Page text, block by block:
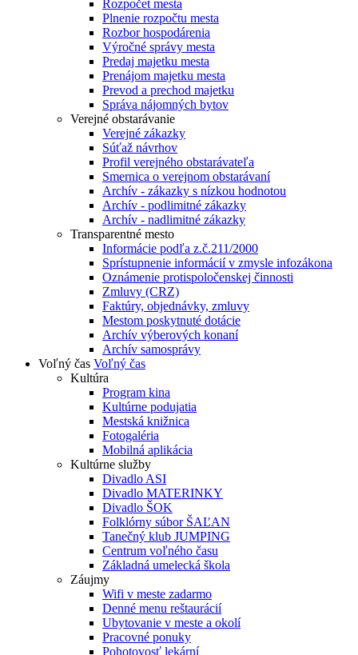
Rozpočet mesta
Plnenie rozpočtu mesta
Rozbor hospodárenia
Výročné správy mesta
Predaj majetku mesta
Prenájom majetku mesta
Prevod a prechod majetku
Správa nájomných bytov
Verejné obstarávanie
Verejné zákazky
Súťaž návrhov
Profil verejného obstarávateľa
Smernica o verejnom obstarávaní
Archív - zákazky s nízkou hodnotou
Archív - podlimitné zákazky
Archív - nadlimitné zákazky
Transparentné mesto
Informácie podľa z.č.211/2000
Sprístupnenie informácií v zmysle infozákona
Oznámenie protispoločenskej činnosti
Zmluvy (CRZ)
Faktúry, objednávky, zmluvy
Mestom poskytnuté dotácie
Archív výberových konaní
Archív samosprávy
Voľný čas Voľný čas
Kultúra
Program kina
Kultúrne podujatia
Mestská knižnica
Fotogaléria
Mobilná aplikácia
Kultúrne služby
Divadlo ASI
Divadlo MATERINKY
Divadlo ŠOK
Folklórny súbor ŠAĽAN
Tanečný klub JUMPING
Centrum voľného času
Základná umelecká škola
Záujmy
Wifi v meste zadarmo
Denné menu reštaurácií
Ubytovanie v meste a okolí
Pracovné ponuky
Pohotovosť lekární